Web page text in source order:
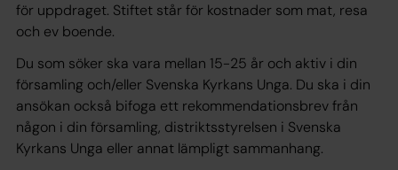
för uppdraget. Stiftet står för kostnader som mat, resa
och ev boende.
Du som söker ska vara mellan 15-25 år och aktiv i din
församling och/eller Svenska Kyrkans Unga. Du ska i din
ansökan också bifoga ett rekommendationsbrev från
någon i din församling, distriktsstyrelsen i Svenska
Kyrkans Unga eller annat lämpligt sammanhang.